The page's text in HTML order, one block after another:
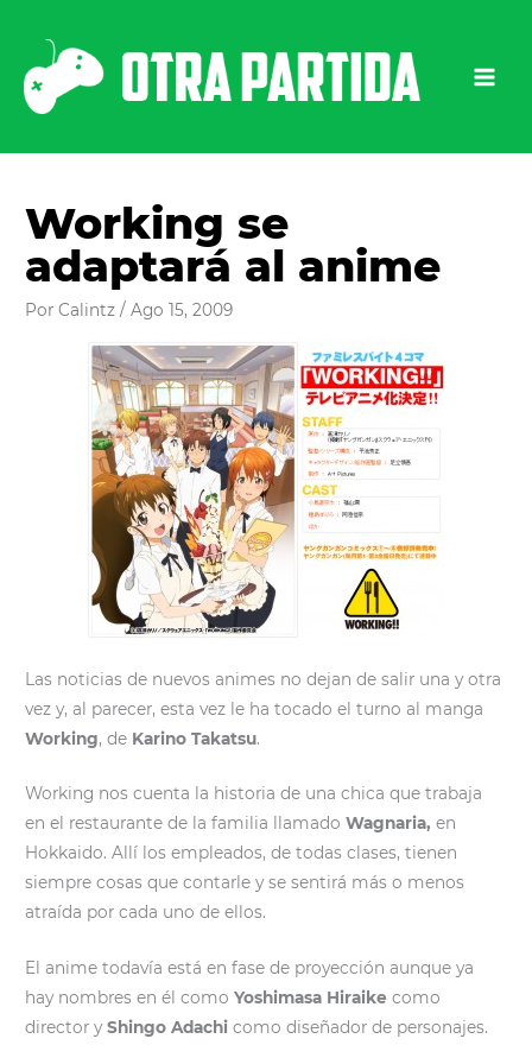
contenido
Working se
adaptará al anime
PorCalintz/Ago 15, 2009
Las noticias de nuevos animes no dejan de salir una y otra
vez y, al parecer, esta vez le ha tocado el turno al manga
Working, de Karino Takatsu.
Working nos cuenta la historia de una chica que trabaja
en el restaurante de la familia llamadoWagnaria, en
Hokkaido. Allí los empleados, de todas clases, tienen
siempre cosas que contarle y se sentirá más o menos
atraída por cada uno de ellos.
El anime todavía está en fase de proyección aunque ya
hay nombres en él comoYoshimasa Hiraike como
director yShingo Adachicomo diseñador de personajes.